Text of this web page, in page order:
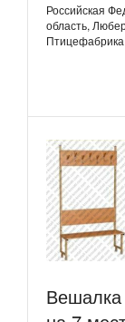
Российская
область,
Вешалка